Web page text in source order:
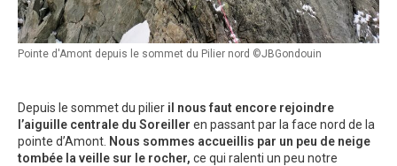
Pointe d'Amont depuis le sommet du Pilier nord ©JBGondouin
Depuis le sommet du pilier il nous faut encore rejoindre
l’aiguille centrale du Soreiller en passant par la face nord de la
pointe d’Amont. Nous sommes accueillis par un peu de neige
tombée la veille sur le rocher, ce qui ralenti un peu notre